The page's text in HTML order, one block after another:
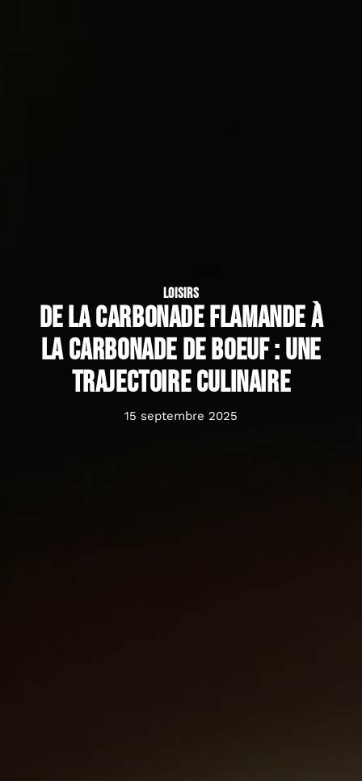
LOISIRS
De la carbonade flamande à
la carbonade de boeuf : une
trajectoire culinaire
15 septembre 2025